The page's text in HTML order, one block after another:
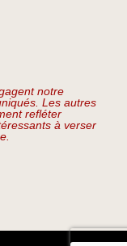
notre
Les autres
refléter
à verser